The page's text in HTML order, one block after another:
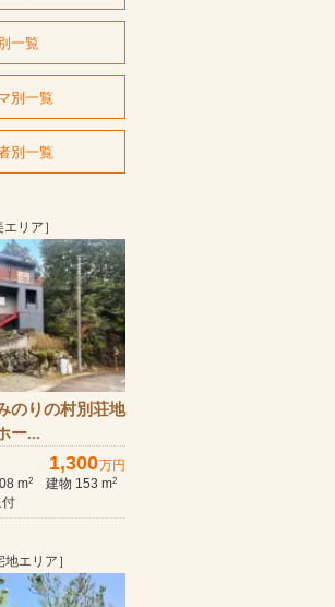
一覧
別一覧
別一覧
エリア］
のりの村別荘地
ー...
1,300万円
m2 建物 153 m2
付
地エリア］